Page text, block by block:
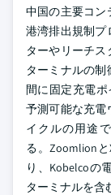
中国の主要コン
港湾排出規制プ
ターやリーチ
ターミナルの
間に固定充電ポ
予測可能な充電
イクルの用途
る。Zoomlion
り、Kobelcoの
ターミナルを含